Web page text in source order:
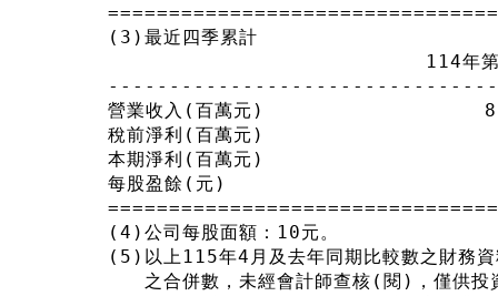
(3)最近四季累計
114年第
營業收入(百萬元)
稅前淨利(百萬元)
本期淨利(百萬元)
每股盈餘(元)
(4)公司每股面額：10元。
(5)以上115年4月及去年同期比較數之財務
之合併數，未經會計師查核(閱)，僅供投